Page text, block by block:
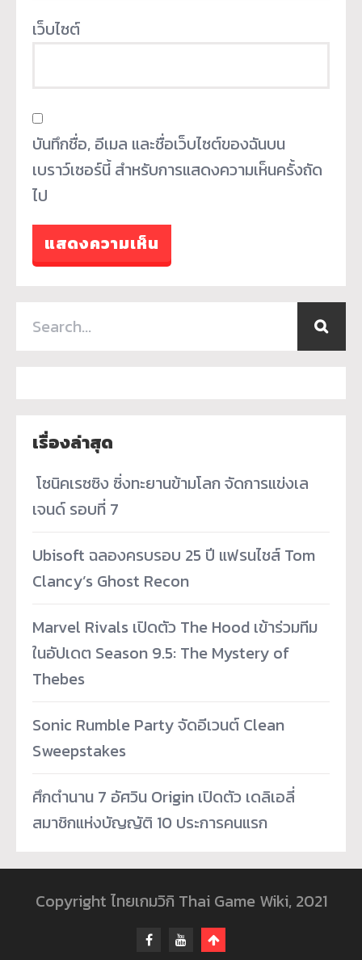
เว็บไซต์
บันทึกชื่อ, อีเมล และชื่อเว็บไซต์ของฉันบน
เบราว์เซอร์นี้ สำหรับการแสดงความเห็นครั้งถัด
ไป
เรื่องล่าสุด
­ โซนิคเรซซิง ซิ่งทะยานข้ามโลก จัดการแข่งเล
เจนด์ รอบที่ 7
Ubisoft ฉลองครบรอบ 25 ปี แฟรนไชส์ Tom
Clancy’s Ghost Recon
Marvel Rivals เปิดตัว The Hood เข้าร่วมทีม
ในอัปเดต Season 9.5: The Mystery of
Thebes
Sonic Rumble Party จัดอีเวนต์ Clean
Sweepstakes
ศึกตำนาน 7 อัศวิน Origin เปิดตัว เดลิเอลี่
สมาชิกแห่งบัญญัติ 10 ประการคนแรก
Copyright ไทยเกมวิกิ Thai Game Wiki, 2021